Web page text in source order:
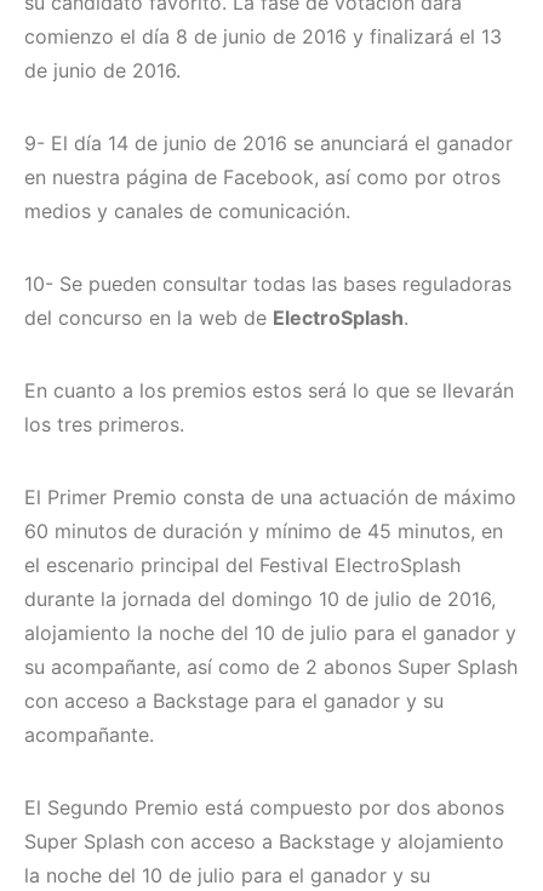
comienzo el día 8 de junio de 2016 y finalizará el 13
de junio de 2016.
9- El día 14 de junio de 2016 se anunciará el ganador
en nuestra página de Facebook, así como por otros
medios y canales de comunicación.
10- Se pueden consultar todas las bases reguladoras
del concurso en la web de ElectroSplash.
En cuanto a los premios estos será lo que se llevarán
los tres primeros.
El Primer Premio consta de una actuación de máximo
60 minutos de duración y mínimo de 45 minutos, en
el escenario principal del Festival ElectroSplash
durante la jornada del domingo 10 de julio de 2016,
alojamiento la noche del 10 de julio para el ganador y
su acompañante, así como de 2 abonos Super Splash
con acceso a Backstage para el ganador y su
acompañante.
El Segundo Premio está compuesto por dos abonos
Super Splash con acceso a Backstage y alojamiento
la noche del 10 de julio para el ganador y su